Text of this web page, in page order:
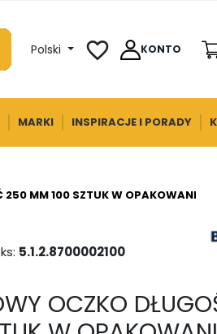
Polski favorite_border KONTO
MARKI INSPIRACJE I PORADY
250 MM 100 SZTUK W OPAKOWANIU
5.1.2.8700002100
OCZKO